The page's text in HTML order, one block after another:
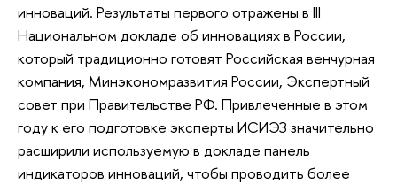
инноваций. Результаты первого отражены в III
Национальном докладе об инновациях в России,
который традиционно готовят Российская венчурная
компания, Минэкономразвития России, Экспертный
совет при Правительстве РФ. Привлеченные в этом
году к его подготовке эксперты ИСИЭЗ значительно
расширили используемую в докладе панель
индикаторов инноваций, чтобы проводить более